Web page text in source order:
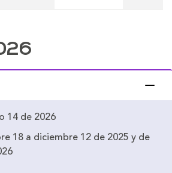
14 de 2026
18 a diciembre 12 de 2025 y de